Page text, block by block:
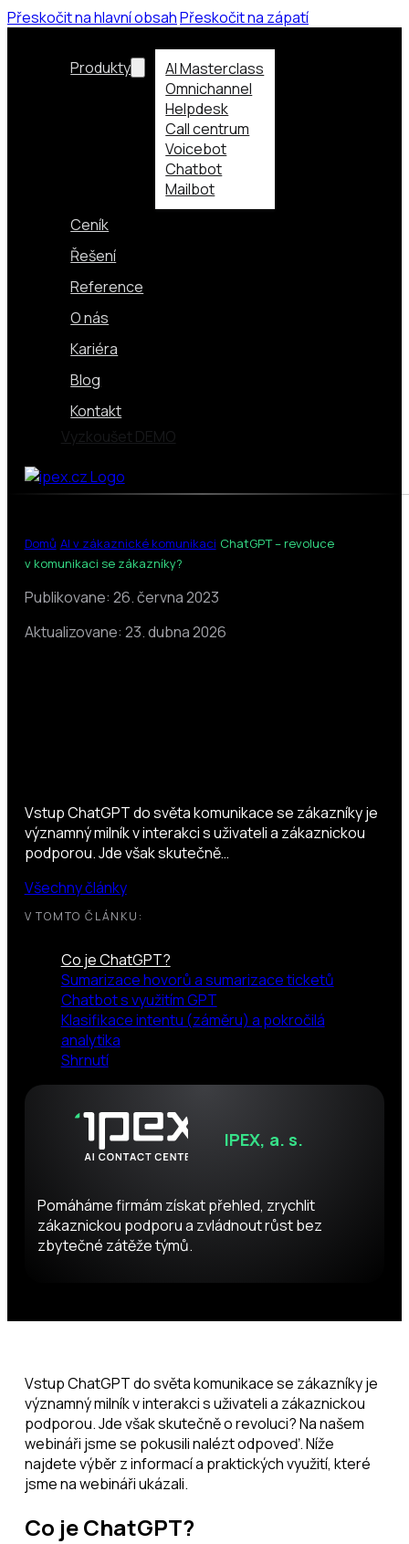
Přeskočit na hlavní obsahPřeskočit na zápatí
Produkty
AI Masterclass
Omnichannel
Helpdesk
Call centrum
Voicebot
Chatbot
Mailbot
Ceník
Řešení
Reference
O nás
Kariéra
Blog
Kontakt
Vyzkoušet DEMO
Domů AI v zákaznické komunikaci ChatGPT – revoluce
v komunikaci se zákazníky?
Publikovane: 26. června 2023
Aktualizovane: 23. dubna 2026
Vstup ChatGPT do světa komunikace se zákazníky je
významný milník v interakci s uživateli a zákaznickou
podporou. Jde však skutečně…
Všechny články
V TOMTO ČLÁNKU:
Co je ChatGPT?
Sumarizace hovorů a sumarizace ticketů
Chatbot s využitím GPT
Klasifikace intentu (záměru) a pokročilá
analytika
Shrnutí
Pomáháme firmám získat přehled, zrychlit
zákaznickou podporu a zvládnout růst bez
zbytečné zátěže týmů.
IPEX, a. s.
Vstup ChatGPT do světa komunikace se zákazníky je
významný milník v interakci s uživateli a zákaznickou
podporou. Jde však skutečně o revoluci? Na našem
webináři jsme se pokusili nalézt odpoveď. Níže
najdete výběr z informací a praktických využití, které
jsme na webináři ukázali.
Co je ChatGPT?